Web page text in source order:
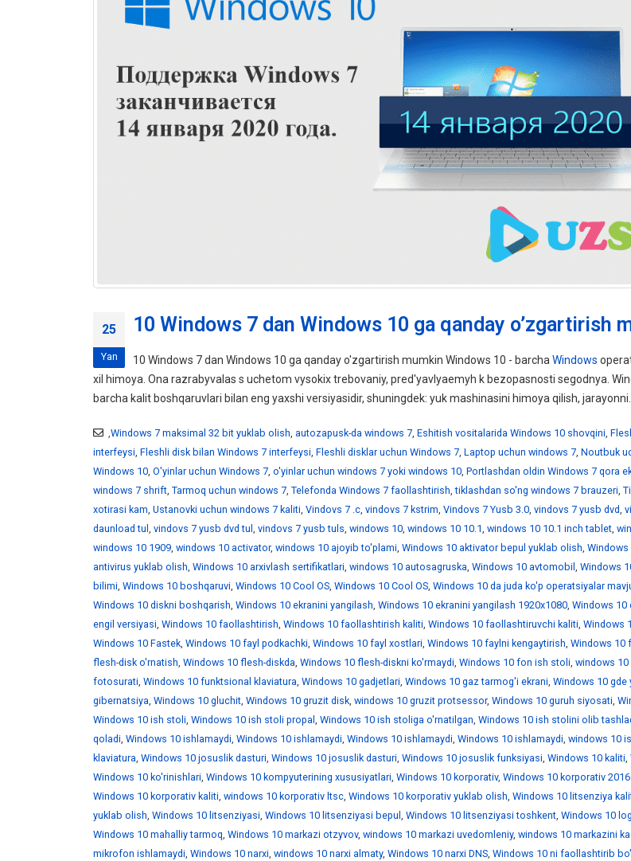
25
Yan
10 Windows 7 dan Windows 10 ga qanday o’zgartirish
10 Windows 7 dan Windows 10 ga qanday o'zgartirish mumkin Windows 10 - barcha Windows
xil himoya. Ona razrabyvalas s uchetom vysokix trebovaniy, pred'yavlyaemyh k bezopasnosti segodnya.
barcha kalit boshqaruvlari bilan eng yaxshi versiyasidir, shuningdek: yuk mashinasini himoya qilish, jarayonni...
,Windows 7 maksimal 32 bit yuklab olish, autozapusk-da windows 7, Eshitish vositalarida Windows 10 shovqini,
interfeysi, Fleshli disk bilan Windows 7 interfeysi, Fleshli disklar uchun Windows 7, Laptop uchun windows 7, Noutbuk
Windows 10, O'yinlar uchun Windows 7, o'yinlar uchun windows 7 yoki windows 10, Portlashdan oldin Windows 7 qora
windows 7 shrift, Tarmoq uchun windows 7, Telefonda Windows 7 faollashtirish,tiklashdan so'ng windows 7 brauzeri,
xotirasi kam, Ustanovki uchun windows 7 kaliti, Vindovs 7 .c, vindovs 7 kstrim, Vindovs 7 Yusb 3.0, vindovs 7 yusb dvd,
daunload tul , vindovs 7 yusb dvd tul , vindovs 7 yusb tuls, windows 10, windows 10 10.1, windows 10 10.1 inch tablet,
windows 10 1909, windows 10 activator, windows 10 ajoyib to'plami, Windows 10 aktivator bepul yuklab olish, Windows
antivirus yuklab olish, Windows 10 arxivlash sertifikatlari, windows 10 autosagruska, Windows 10 avtomobil , Windows
bilimi, Windows 10 boshqaruvi, Windows 10 Cool OS, Windows 10 Cool OS, Windows 10 da juda ko'p operatsiyalar
Windows 10 diskni boshqarish, Windows 10 ekranini yangilash, Windows 10 ekranini yangilash 1920x1080, Windows 10
engil versiyasi, Windows 10 faollashtirish, Windows 10 faollashtirish kaliti, Windows 10 faollashtiruvchi kaliti, Windows
Windows 10 Fastek, Windows 10 fayl podkachki, Windows 10 fayl xostlari, Windows 10 faylni kengaytirish, Windows 10
flesh-disk o'rnatish, Windows 10 flesh-diskda, Windows 10 flesh-diskni ko'rmaydi, Windows 10 fon ish stoli, windows
fotosurati, Windows 10 funktsional klaviatura, Windows 10 gadjetlari, Windows 10 gaz tarmog'i ekrani, Windows 10 gde
gibernatsiya, Windows 10 gluchit, Windows 10 gruzit disk, windows 10 gruzit protsessor, Windows 10 guruh siyosati,
Windows 10 ish stoli, Windows 10 ish stoli propal , Windows 10 ish stoliga o'rnatilgan, Windows 10 ish stolini olib
qoladi, Windows 10 ishlamaydi, Windows 10 ishlamaydi, Windows 10 ishlamaydi, Windows 10 ishlamaydi, windows 10
klaviatura, Windows 10 josuslik dasturi, Windows 10 josuslik dasturi, Windows 10 josuslik funksiyasi, Windows 10 kaliti,
Windows 10 ko'rinishlari, Windows 10 kompyuterining xususiyatlari, Windows 10 korporativ, Windows 10 korporativ
Windows 10 korporativ kaliti, windows 10 korporativ ltsc, Windows 10 korporativ yuklab olish, Windows 10 litsenziya
yuklab olish, Windows 10 litsenziyasi, Windows 10 litsenziyasi bepul , Windows 10 litsenziyasi toshkent, Windows 10
Windows 10 mahalliy tarmoq, Windows 10 markazi otzyvov, windows 10 markazi uvedomleniy, windows 10 markazini
mikrofon ishlamaydi, Windows 10 narxi, windows 10 narxi almaty, Windows 10 narxi DNS, Windows 10 ni faollashtirib